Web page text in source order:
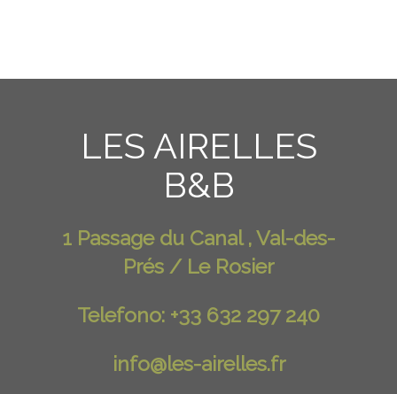
LES AIRELLES
B&B
1 Passage du Canal , Val-des-
Prés / Le Rosier
Telefono: +33 632 297 240
info@les-airelles.fr